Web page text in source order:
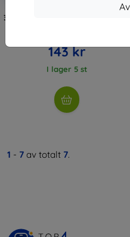
3mk ARC+ Protective film for TCL
143 kr
I lager 5 st
1 - 7 av totalt 7.